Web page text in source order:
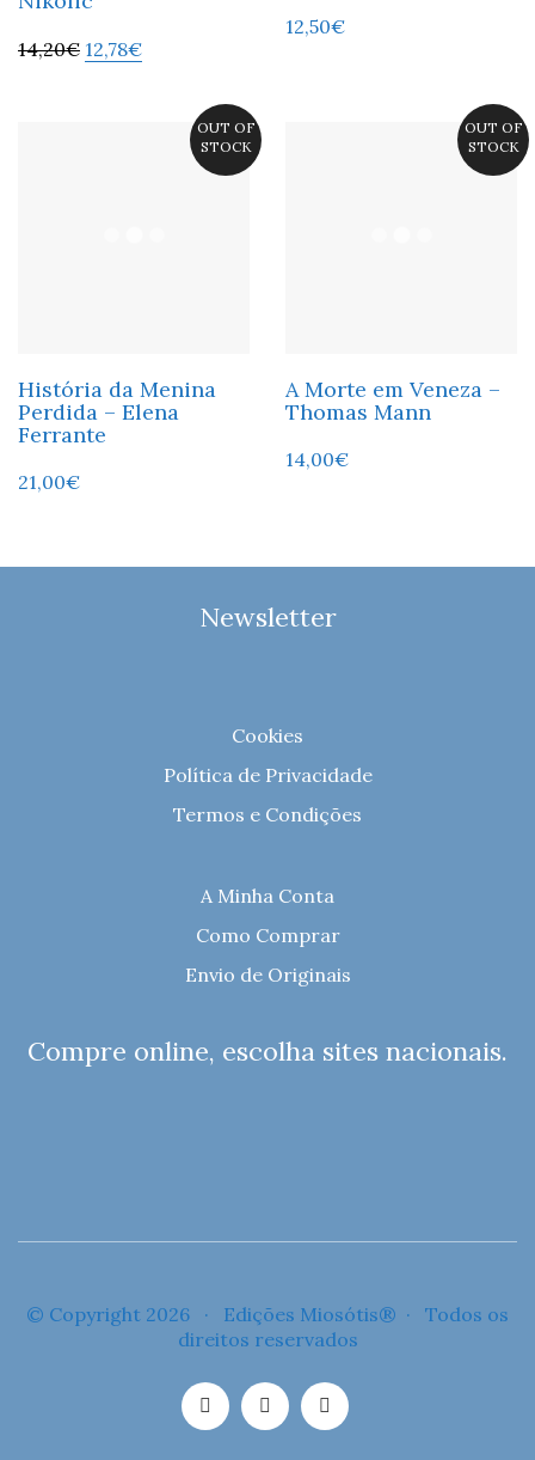
14,20€ 12,78€
12,50€
OUT OF
STOCK
História da Menina
Perdida – Elena
Ferrante
21,00€
OUT OF
STOCK
A Morte em Veneza –
Thomas Mann
14,00€
Newsletter
Cookies
Política de Privacidade
Termos e Condições
A Minha Conta
Como Comprar
Envio de Originais
Compre online, escolha sites nacionais.
© Copyright 2026 · Edições Miosótis® · Todos os
direitos reservados